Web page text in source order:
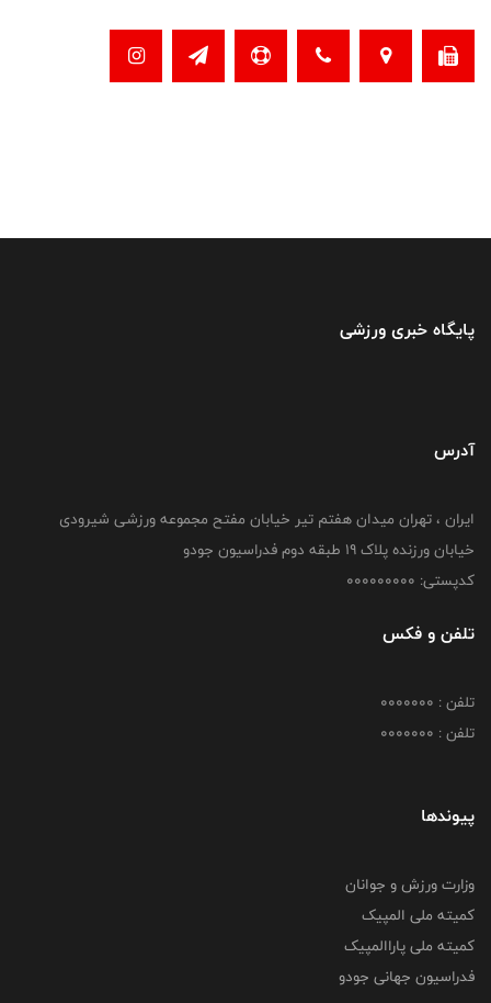
پایگاه خبری ورزشی
آدرس
ایران ، تهران میدان هفتم تیر خیابان مفتح مجموعه ورزشی شیرودی
خیابان ورزنده پلاک ۱۹ طبقه دوم فدراسیون جودو
کدپستی: 000000000
تلفن و فکس
تلفن : 0000000
تلفن : 0000000
پیوندها
وزارت ورزش و جوانان
کمیته ملی المپیک
کمیته ملی پاراالمپیک
فدراسیون جهانی جودو